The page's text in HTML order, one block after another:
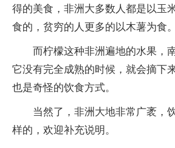
得的美食，非洲大多数人都是以玉
食的，贫穷的人更多的以木薯为食。
而柠檬这种非洲遍地的水果，
它没有完全成熟的时候，就会摘下
也是奇怪的饮食方式。
当然了，非洲大地非常广袤，
样的，欢迎补充说明。